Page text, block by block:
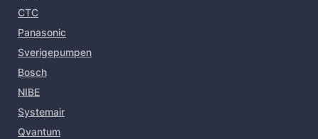
CTC
Panasonic
Sverigepumpen
Bosch
NIBE
Systemair
Qvantum